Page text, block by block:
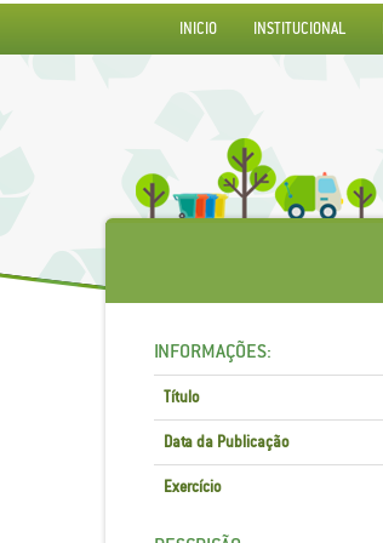
INICIO INSTITUCIONAL
INFORMAÇÕES:
Título
Data da Publicação
Exercício